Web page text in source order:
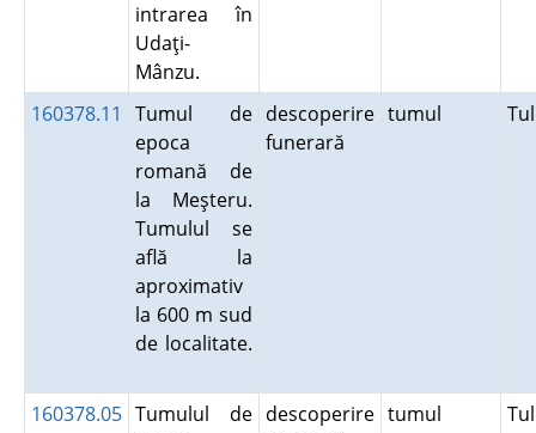
intrarea în
Udaţi-
Mânzu.
160378.11
Tumul de
epoca
romană de
la Meşteru.
Tumulul se
află la
aproximativ
la 600 m sud
de localitate.
descoperire
funerară
tumul
160378.05 Tumulul de descoperire tumul